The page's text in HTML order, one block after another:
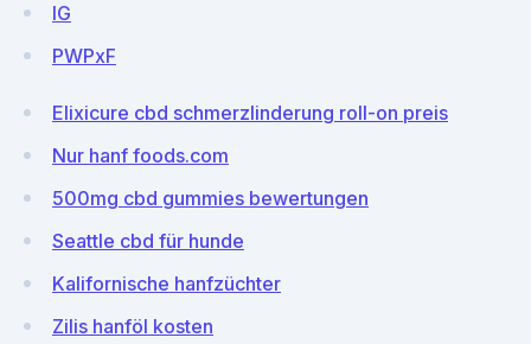
IG
PWPxF
Elixicure cbd schmerzlinderung roll-on preis
Nur hanf foods.com
500mg cbd gummies bewertungen
Seattle cbd für hunde
Kalifornische hanfzüchter
Zilis hanföl kosten